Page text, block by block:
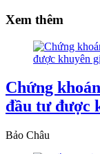
Xem thêm
Chứng
đầu tư được
Bảo Châu